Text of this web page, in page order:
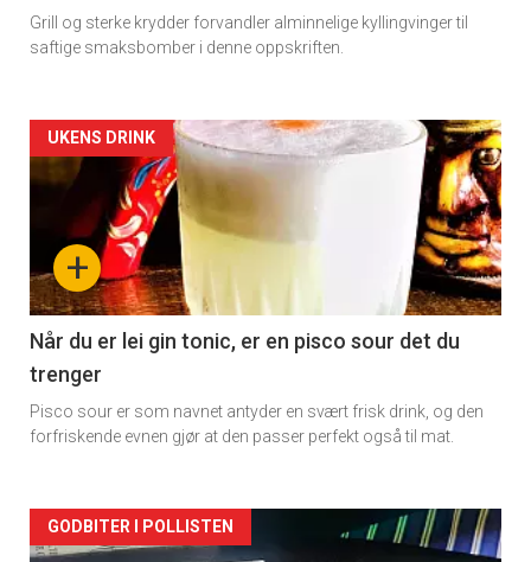
Grill og sterke krydder forvandler alminnelige kyllingvinger til
saftige smaksbomber i denne oppskriften.
Forsiden
akkurat
nå
-
2
+
UKENS DRINK
Når du er lei gin tonic, er en pisco sour det du
trenger
Pisco sour er som navnet antyder en svært frisk drink, og den
forfriskende evnen gjør at den passer perfekt også til mat.
Forsiden
GODBITER I POLLISTEN